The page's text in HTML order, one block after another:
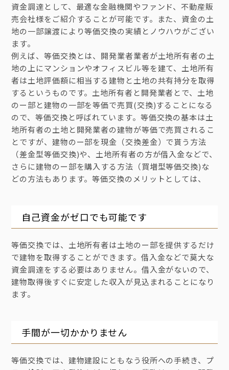
資金調達として、最適な金融機関やファンド、不動産販
売会社様をご紹介することが可能です。また、資金の土
地の一部譲渡により等価交換の実績とノウハウがござい
ます。
例えば、等価交換とは、開発業者業者が土地所有者の土
地の上にマンションやオフィスビル等を建て、土地所有
者は土地評価額に相当する建物と土地の共有持分を取得
するというものです。土地所有者と開発業者とで、土地
のー部と建物の一部を等価で売買(交換)することになる
ので、等価交換と呼ばれています。等価交換の基本は土
地所有者の土地と開発業者の建物が等価で売買されるこ
とですが、建物のー部を現金（交換差金）で貰う方法
（差金型等価交換)や、土地所有者の方が借入金などで、
さらに建物のー部を購入する方法（買増型等価交換)な
どの方法もあります。等価交換のメリットとしては、
自己資金がゼ口でも可能です
等価交換では、土地所有者は土地のー部を提供するだけ
で建物を取得することができます。借入金などで莫大な
資金調達をする必要はありません。借入金がないので、
建物取得後すぐに安定した収入が見込まれることになり
ます。
手間が一切かかりません
等価交換では、建物建設にともなう役所への手続き、プ